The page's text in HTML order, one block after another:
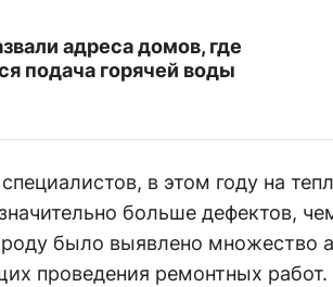
адреса домов, где
подача горячей воды
в этом году на
больше дефектов,
было выявлено множество
проведения ремонтных работ.